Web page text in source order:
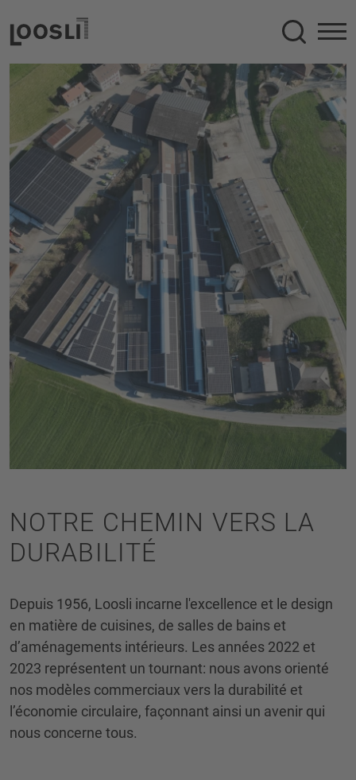
NOTRE CHEMIN VERS LA
DURABILITÉ
Depuis 1956, Loosli incarne l'excellence et le design
en matière de cuisines, de salles de bains et
d’aménagements intérieurs. Les années 2022 et
2023 représentent un tournant: nous avons orienté
nos modèles commerciaux vers la durabilité et
l’économie circulaire, façonnant ainsi un avenir qui
nous concerne tous.